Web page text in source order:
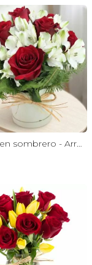
Agustina en sombrero - Arreglo 9 rosas rojo y astromelias